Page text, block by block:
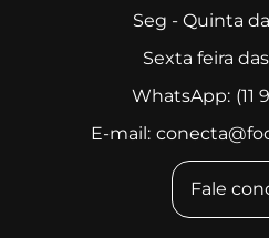
Seg - Quinta
Sexta feira
WhatsApp: (11
E-mail:
Fale